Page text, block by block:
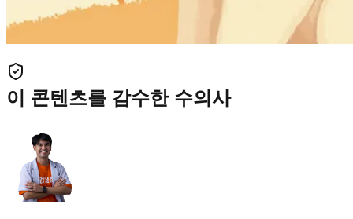
이 콘텐츠를 감수한 수의사